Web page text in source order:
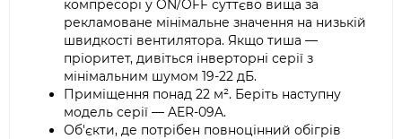
компресорі у ON/OFF суттєво вища за
рекламоване мінімальне значення на низькій
швидкості вентилятора. Якщо тиша —
пріоритет, дивіться інверторні серії з
мінімальним шумом 19-22 дБ.
Приміщення понад 22 м². Беріть наступну
модель серії — AER-09A.
Об'єкти, де потрібен повноцінний обігрів